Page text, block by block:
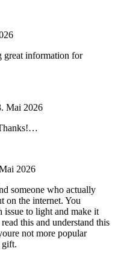
great information for
Mai 2026
2026
someone who actually
on the internet. You
to light and make it
this and understand this
not more popular
gift.